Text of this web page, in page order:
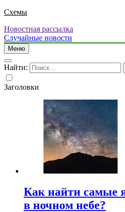
Схемы
Новостная рассылка
Случайные новости
Меню
Найти:
Заголовки
Как найти самые
в ночном небе?